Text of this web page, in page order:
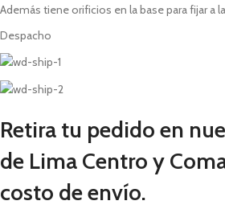
Además tiene orificios en la base para fijar a
Despacho
Retira tu pedido en
de Lima Centro y
costo de envío.